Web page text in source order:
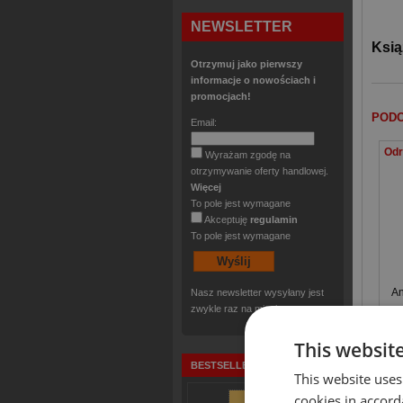
NEWSLETTER
Otrzymuj jako pierwszy
informacje o nowościach i
promocjach!
Email:
Wyrażam zgodę na
otrzymywanie oferty handlowej.
Więcej
To pole jest wymagane
Akceptuję regulamin
To pole jest wymagane
Nasz newsletter wysyłany jest
zwykle raz na miesiąc.
BESTSELLERY
This
This website